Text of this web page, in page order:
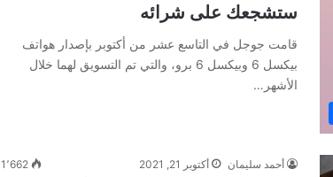
ستشجعك على شرائه
قامت جوجل في التاسع عشر من أكتوبر بإصدار هواتف
بيكسل 6 وبيكسل 6 برو، والتي تم التسويق لهما خلال
الأشهر…
أحمد سليمان أكتوبر 21, 2021 1٬662